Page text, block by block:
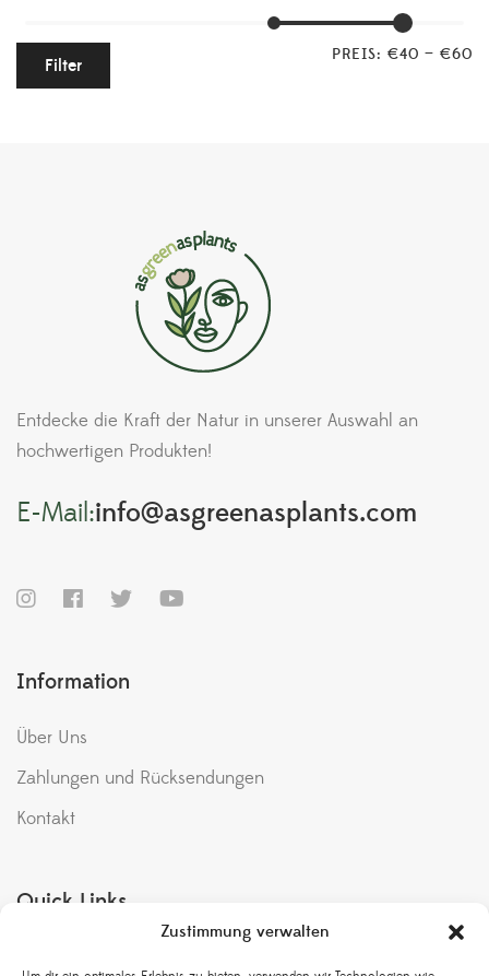
Zustimmung verwalten
Filter PREIS: €40 — €60
Entdecke die Kraft der Natur in unserer Auswahl an
hochwertigen Produkten!
E-Mail:info@asgreenasplants.com
Information
Über Uns
Zahlungen und Rücksendungen
Kontakt
Quick Links